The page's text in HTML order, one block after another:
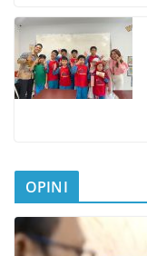
OPINI